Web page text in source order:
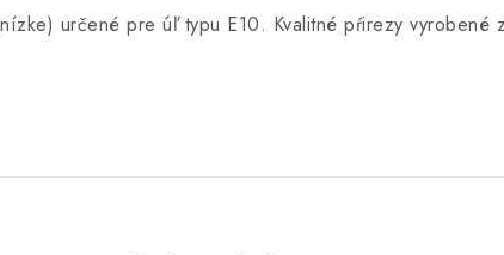
určené pre úľ typu E10. Kvalitné pŕirezy vyrobené